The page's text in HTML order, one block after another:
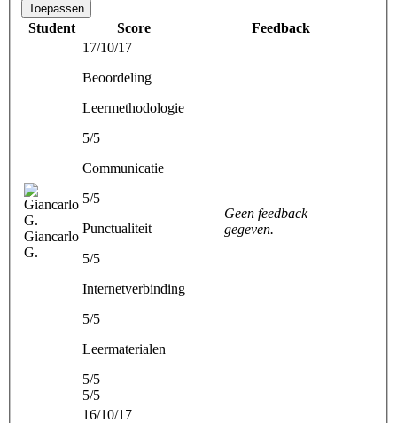
Toepassen
Student Score Feedback
Giancarlo
G.
17/10/17
Beoordeling
Leermethodologie
5/5
Communicatie
5/5
Punctualiteit
5/5
Internetverbinding
5/5
Leermaterialen
5/5
5/5
Geen feedback
gegeven.
16/10/17